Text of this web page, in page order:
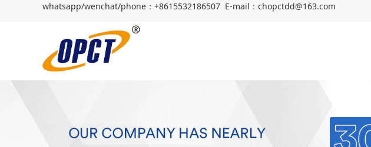
whatsapp/wenchat/phone：+8615532186507 E-mail：chopctdd@163.com